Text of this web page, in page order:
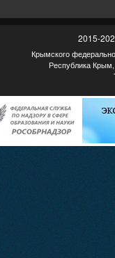
2015-
Крымского
Республика